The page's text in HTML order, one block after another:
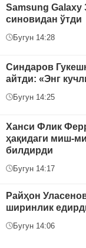
Samsung
синовидан ўтди
Бугун 14:28
Синдаров
айтди: «Энг
Бугун 14:25
Ханси Флик
ҳақидаги миш-
билдирди
Бугун 14:17
Райҳон
ширинлик
Бугун 14:06